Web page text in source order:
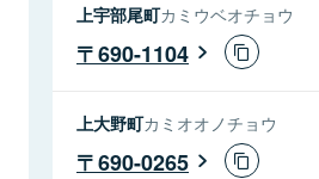
上宇部尾町カミウベオチョウ
690-1104
上大野町カミオオノチョウ
690-0265